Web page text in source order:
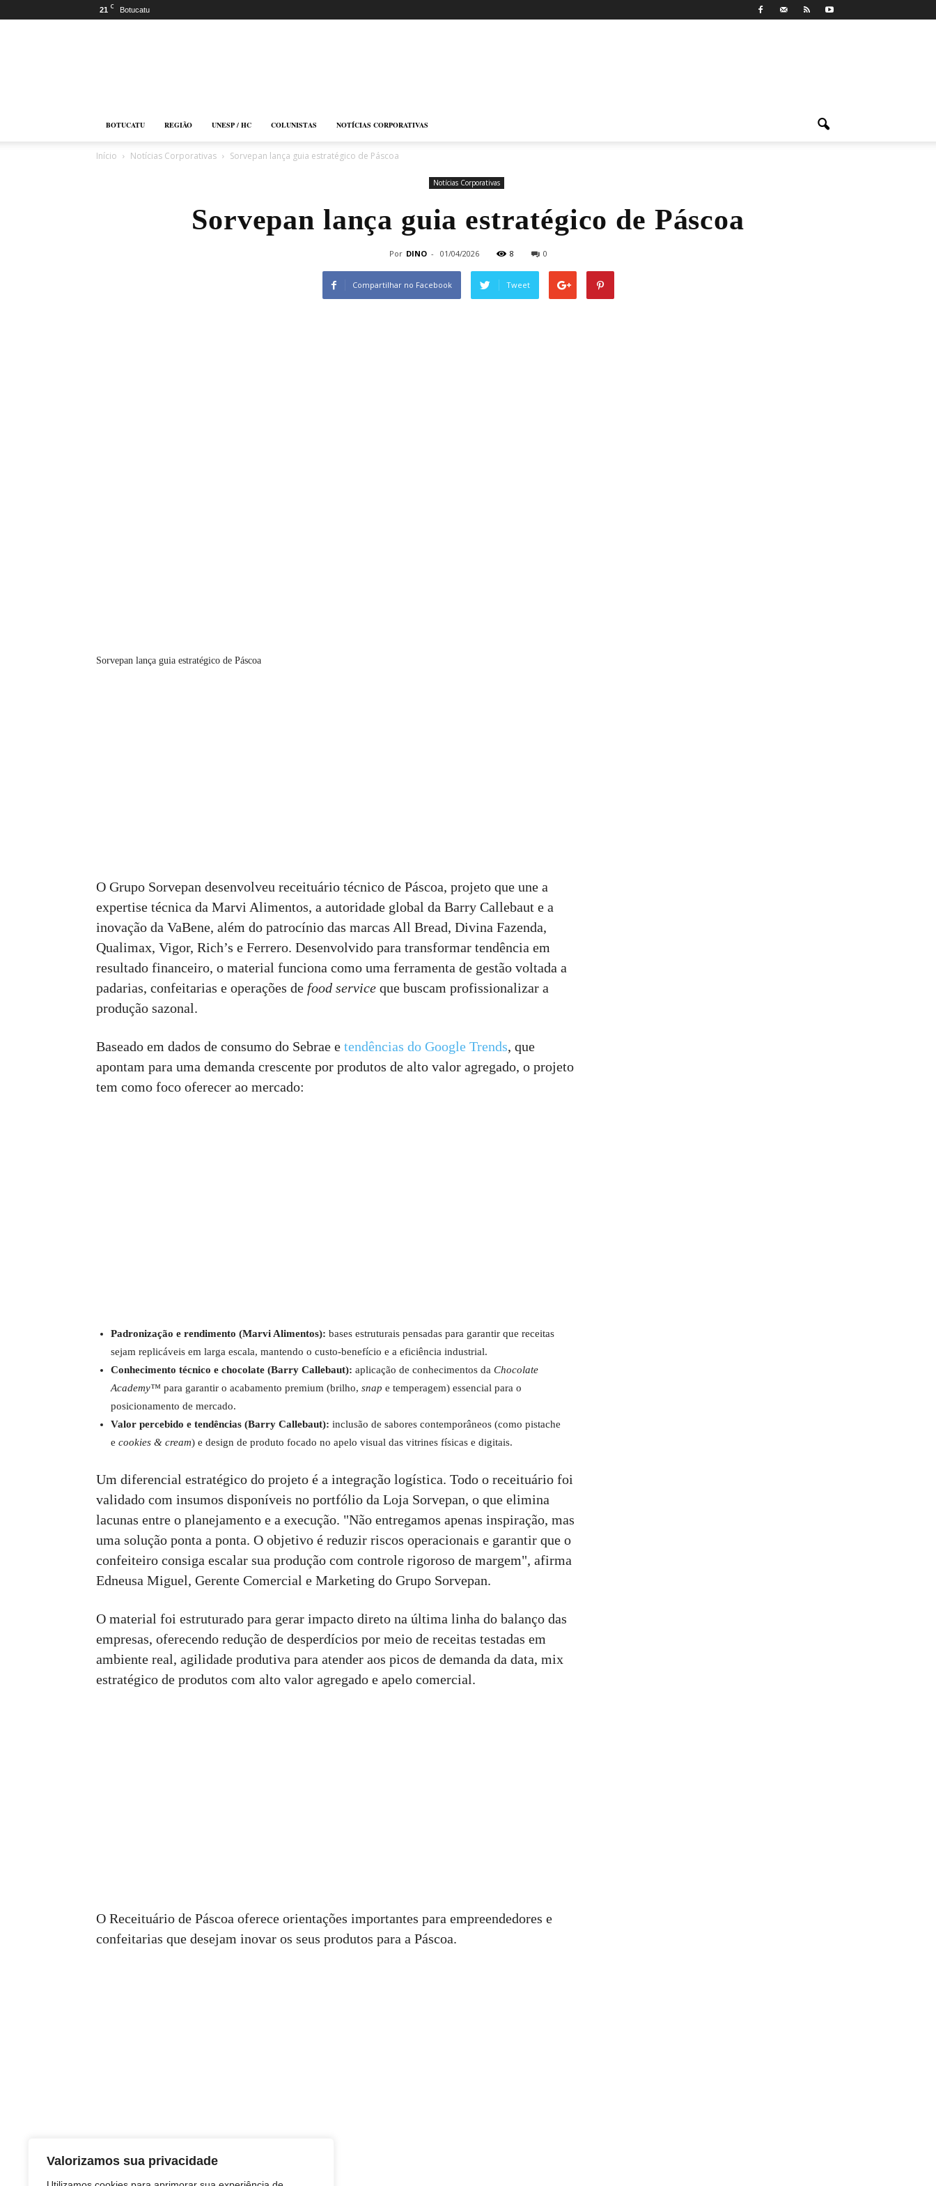
Valorizamos sua privacidade
21 C Botucatu
BOTUCATU REGIÃO UNESP / HC COLUNISTAS NOTÍCIAS CORPORATIVAS
Início Notícias Corporativas Sorvepan lança guia estratégico de Páscoa
Notícias Corporativas
Sorvepan lança guia estratégico de Páscoa
Por DINO - 01/04/2026 8 0
Compartilhar no Facebook Tweet
Sorvepan lança guia estratégico de Páscoa
O Grupo Sorvepan desenvolveu receituário técnico de Páscoa, projeto que une a
expertise técnica da Marvi Alimentos, a autoridade global da Barry Callebaut e a
inovação da VaBene, além do patrocínio das marcas All Bread, Divina Fazenda,
Qualimax, Vigor, Rich’s e Ferrero. Desenvolvido para transformar tendência em
resultado financeiro, o material funciona como uma ferramenta de gestão voltada a
padarias, confeitarias e operações de food service que buscam profissionalizar a
produção sazonal.
Baseado em dados de consumo do Sebrae e tendências do Google Trends, que
apontam para uma demanda crescente por produtos de alto valor agregado, o projeto
tem como foco oferecer ao mercado:
Padronização e rendimento (Marvi Alimentos): bases estruturais pensadas para garantir que receitas
sejam replicáveis em larga escala, mantendo o custo-benefício e a eficiência industrial.
Conhecimento técnico e chocolate (Barry Callebaut): aplicação de conhecimentos da Chocolate
Academy™ para garantir o acabamento premium (brilho, snap e temperagem) essencial para o
posicionamento de mercado.
Valor percebido e tendências (Barry Callebaut): inclusão de sabores contemporâneos (como pistache
e cookies & cream) e design de produto focado no apelo visual das vitrines físicas e digitais.
Um diferencial estratégico do projeto é a integração logística. Todo o receituário foi
validado com insumos disponíveis no portfólio da Loja Sorvepan, o que elimina
lacunas entre o planejamento e a execução. "Não entregamos apenas inspiração, mas
uma solução ponta a ponta. O objetivo é reduzir riscos operacionais e garantir que o
confeiteiro consiga escalar sua produção com controle rigoroso de margem", afirma
Edneusa Miguel, Gerente Comercial e Marketing do Grupo Sorvepan.
O material foi estruturado para gerar impacto direto na última linha do balanço das
empresas, oferecendo redução de desperdícios por meio de receitas testadas em
ambiente real, agilidade produtiva para atender aos picos de demanda da data, mix
estratégico de produtos com alto valor agregado e apelo comercial.
O Receituário de Páscoa oferece orientações importantes para empreendedores e
confeitarias que desejam inovar os seus produtos para a Páscoa.